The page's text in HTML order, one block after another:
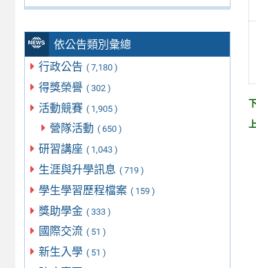
依公告類別彙總
行政公告 ( 7,180 )
得獎榮譽 ( 302 )
活動競賽 ( 1,905 )
營隊活動 ( 650 )
研習講座 ( 1,043 )
生涯與升學訊息 ( 719 )
學生學習歷程檔案 ( 159 )
獎助學金 ( 333 )
國際交流 ( 51 )
新生入學 ( 51 )